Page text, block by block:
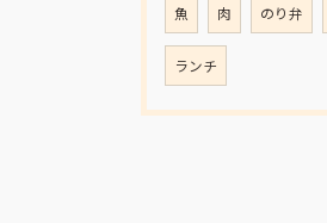
魚 肉 のり弁
ランチ